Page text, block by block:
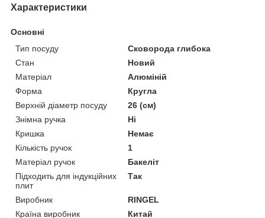
Характеристики
Основні
Тип посуду
Сковорода глибока
Стан
Новий
Матеріал
Алюміній
Форма
Кругла
Верхній діаметр посуду
26 (см)
Знімна ручка
Ні
Кришка
Немає
Кількість ручок
1
Матеріал ручок
Бакеліт
Підходить для індукційних
плит
Так
Виробник
RINGEL
Країна виробник
Китай